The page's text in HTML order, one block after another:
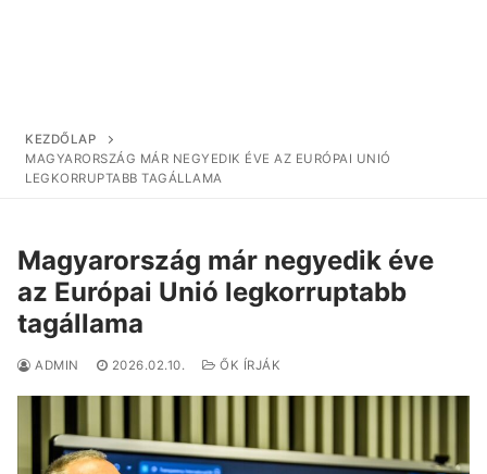
KEZDŐLAP
MAGYARORSZÁG MÁR NEGYEDIK ÉVE AZ EURÓPAI UNIÓ
LEGKORRUPTABB TAGÁLLAMA
Magyarország már negyedik éve
az Európai Unió legkorruptabb
tagállama
ADMIN 2026.02.10. ŐK ÍRJÁK